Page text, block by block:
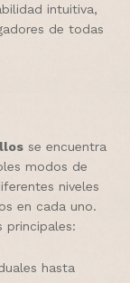
intuitiva,
de todas
se encuentra
modos de
niveles
en cada uno.
principales:
hasta